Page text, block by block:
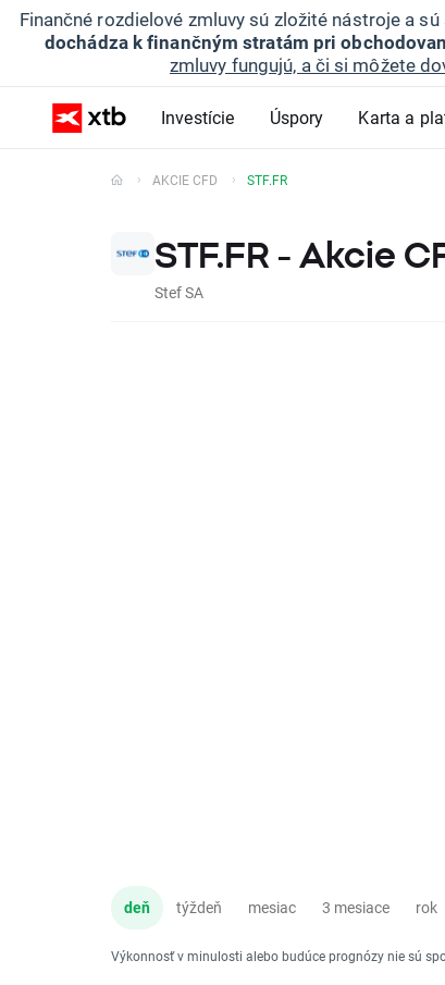
Finančné rozdielové zmluvy sú zložité nástroje a
dochádza k finančným stratám pri
zmluvy fungujú, a či si môžete
Investície Úspory Karta a
AKCIE CFD STF.FR
STF.FR - Akcie
Stef SA
deň týždeň mesiac 3 mesiace rok
Výkonnosť v minulosti alebo budúce prognózy nie sú